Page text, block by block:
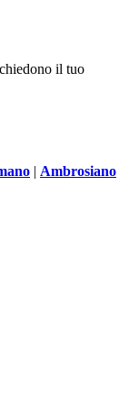
il tuo
| Ambrosiano